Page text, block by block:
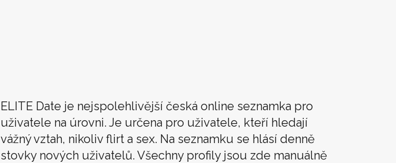
ELITE Date je nejspolehlivější česká online seznamka pro
uživatele na úrovni. Je určena pro uživatele, kteří hledají
vážný vztah, nikoliv flirt a sex. Na seznamku se hlásí denně
stovky nových uživatelů. Všechny profily jsou zde manuálně